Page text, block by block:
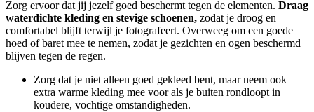
Zorg ervoor dat jij jezelf goed beschermt tegen de elementen. Draag
waterdichte kleding en stevige schoenen, zodat je droog en
comfortabel blijft terwijl je fotografeert. Overweeg om een goede
hoed of baret mee te nemen, zodat je gezichten en ogen beschermd
blijven tegen de regen.
Zorg dat je niet alleen goed gekleed bent, maar neem ook
extra warme kleding mee voor als je buiten rondloopt in
koudere, vochtige omstandigheden.